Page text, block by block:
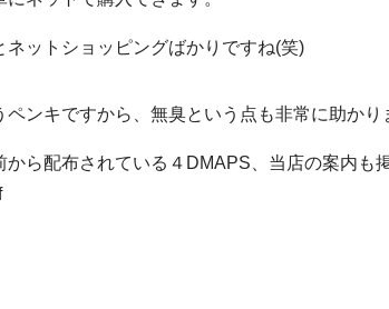
ネットショッピングばかりですね(笑)
ペンキですから、無臭という点も非常に助か
から配布されている４DMAPS、当店の案内も